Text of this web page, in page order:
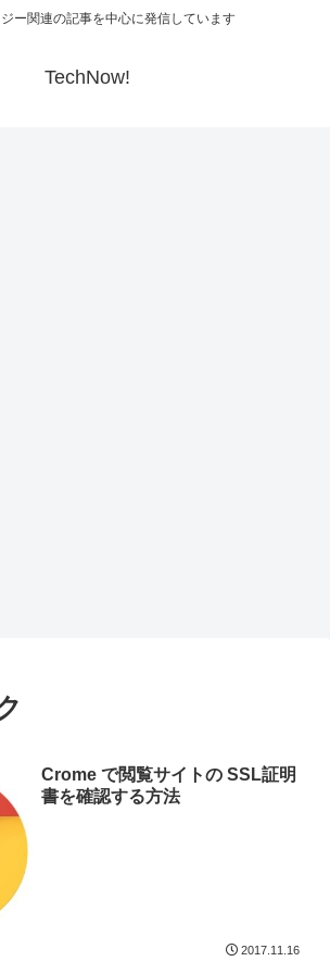
ジー関連の記事を中心に発信しています
TechNow!
Crome で閲覧サイトの SSL証明
書を確認する方法
2017.11.16